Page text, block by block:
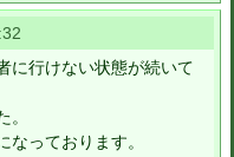
に行けない状態が続いて
っております。